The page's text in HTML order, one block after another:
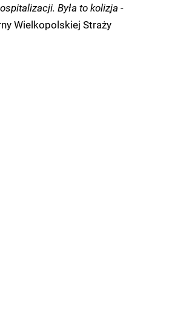
Była to kolizja -
Wielkopolskiej Straży